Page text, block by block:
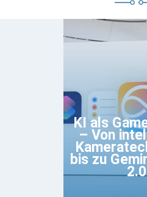
KI als
– Von
bis zu
2.0